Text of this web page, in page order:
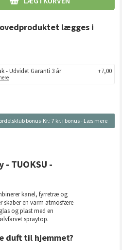
lægges i
- Udvidet Garanti 3 år +7,00
bonus-Kr.: 7 kr. i bonus- Læs mere
- TUOKSU -
kanel, fyrretræ og
skaber en varm atmosfære
og plast med en
spraytop.
duft til hjemmet?